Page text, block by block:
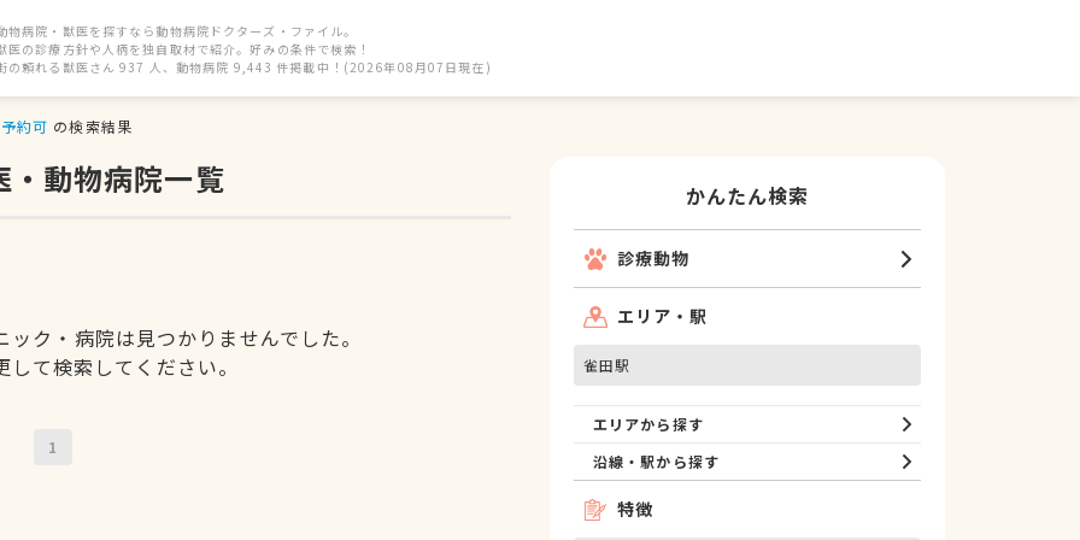
物病院・獣医を探すなら動物病院ドクターズ・ファイル。
医の診療方針や人柄を独自取材で紹介。好みの条件で検索！
の頼れる獣医さん 937 人、動物病院 9,443 件掲載中！(2026年08月07日現在)
予約可 の検索結果
動物病院一覧
ク・病院は見つかりませんでした。
て検索してください。
1
かんたん検索
診療動物
エリア・駅
雀田駅
エリアから探す
沿線・駅から探す
特徴